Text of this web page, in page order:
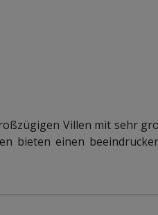
Villen mit sehr
bieten einen